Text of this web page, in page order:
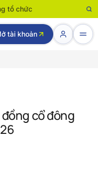
tổ chức
tài khoản
cổ đông